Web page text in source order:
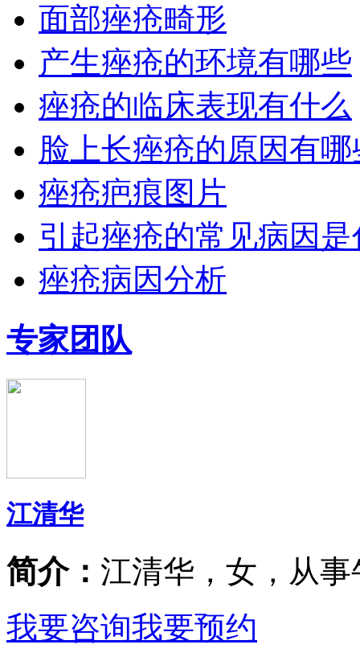
面部痤疮畸形
产生痤疮的环境有哪些
痤疮的临床表现有什么
脸上长痤疮的原因有哪
痤疮疤痕图片
引起痤疮的常见病因
痤疮病因分析
专家团队
江清华
简介： 江清华，女，从事
我要咨询我要预约